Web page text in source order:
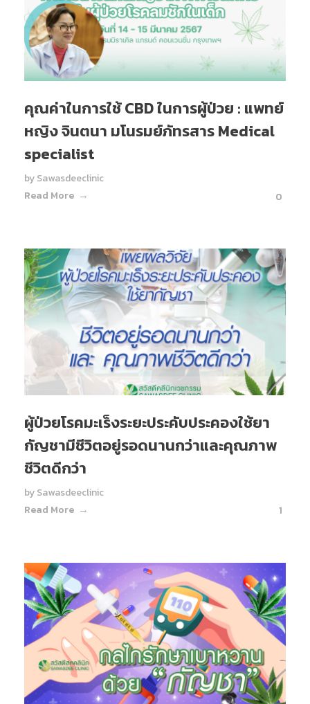
คุณค่าในการใช้ CBD ในการผู้ป่วย : แพทย์
หญิง จินตนา มโนรมย์ภัทรสาร Medical
specialist
bySawasdeeclinic
Read More
0
ผู้ป่วยโรคมะเร็งระยะประคับประคองใช้ยา
กัญชามีชีวิตอยู่รอดนานกว่าและคุณภาพ
ชีวิตดีกว่า
bySawasdeeclinic
Read More
1